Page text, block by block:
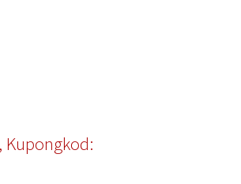
Kupongkod: